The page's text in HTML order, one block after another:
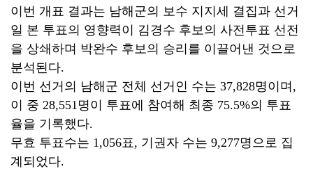
이번 개표 결과는 남해군의 보수 지지세 결집과 선거
일 본 투표의 영향력이 김경수 후보의 사전투표 선전
을 상쇄하며 박완수 후보의 승리를 이끌어낸 것으로
분석된다.
이번 선거의 남해군 전체 선거인 수는 37,828명이며,
이 중 28,551명이 투표에 참여해 최종 75.5%의 투표
율을 기록했다.
무효 투표수는 1,056표, 기권자 수는 9,277명으로 집
계되었다.